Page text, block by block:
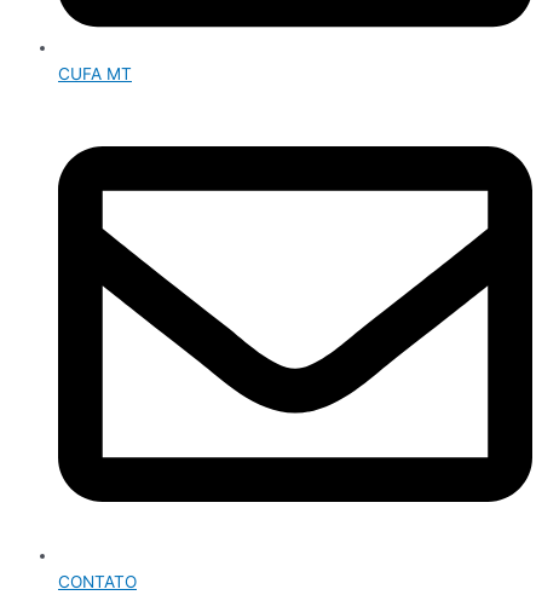
CUFA MT
CONTATO